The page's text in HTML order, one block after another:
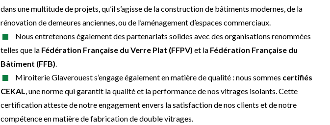
dans une multitude de projets, qu’il s’agisse de la construction de bâtiments modernes, de la
rénovation de demeures anciennes, ou de l’aménagement d’espaces commerciaux.
Nous entretenons également des partenariats solides avec des organisations renommées
telles que la Fédération Française du Verre Plat (FFPV) et la Fédération Française du
Bâtiment (FFB).
Miroiterie Glaverouest s’engage également en matière de qualité : nous sommes certifiés
CEKAL, une norme qui garantit la qualité et la performance de nos vitrages isolants. Cette
certification atteste de notre engagement envers la satisfaction de nos clients et de notre
compétence en matière de fabrication de double vitrages.